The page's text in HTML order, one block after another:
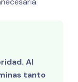
Al
tanto